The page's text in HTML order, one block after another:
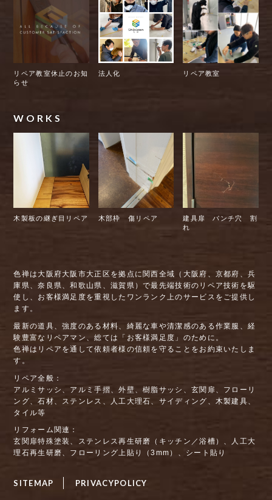
リペア教室休止のお知
らせ
法人化 リペア教室
WORKS
木製板の継ぎ目リペア 木部枠 傷リペア
建具扉 パンチ穴 割
れ
色禅は大阪府大阪市大正区を拠点に関西全域（大阪府、京都府、兵
庫県、奈良県、和歌山県、滋賀県）で最先端技術のリペア技術を駆
使し、お客様満足度を重視したワンランク上のサービスをご提供し
ます。
最新の道具、強度のある材料、綺麗な車や清潔感のある作業服、経
験豊富なリペアマン、総ては「お客様満足度」のために。
色禅はリペアを通して依頼者様の信頼を守ることをお約束いたしま
す。
リペア全般：
アルミサッシ、アルミ手摺、外壁、樹脂サッシ、玄関扉、フローリ
ング、石材、ステンレス、人工大理石、サイディング、木製建具、
タイル等
リフォーム関連：
玄関扉特殊塗装、ステンレス再生研磨（キッチン／浴槽）、人工大
理石再生研磨、フローリング上貼り（3mm）、シート貼り
SITEMAP PRIVACYPOLICY